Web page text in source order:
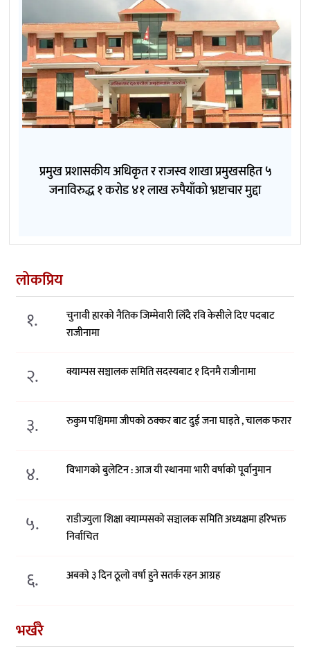
प्रमुख प्रशासकीय अधिकृत र राजस्व शाखा प्रमुखसहित ५
जनाविरुद्ध १ करोड ४१ लाख रुपैयाँको भ्रष्टाचार मुद्दा
लोकप्रिय
१.
चुनावी हारको नैतिक जिम्मेवारी लिँदै रवि केसीले दिए पदबाट
राजीनामा
२. क्याम्पस सञ्चालक समिति सदस्यबाट १ दिनमै राजीनामा
३. रुकुम पश्चिममा जीपको ठक्कर बाट दुई जना घाइते , चालक फरार
४. विभागको बुलेटिन : आज यी स्थानमा भारी वर्षाको पूर्वानुमान
५.
राडीज्युला शिक्षा क्याम्पसको सञ्चालक समिति अध्यक्षमा हरिभक्त
निर्वाचित
६. अबको ३ दिन ठूलो वर्षा हुने सतर्क रहन आग्रह
भर्खरै